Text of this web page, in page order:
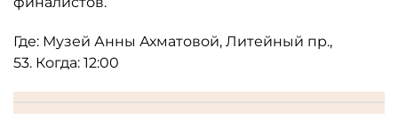
Где: Музей Анны Ахматовой, Литейный пр.,
53. Когда: 12:00